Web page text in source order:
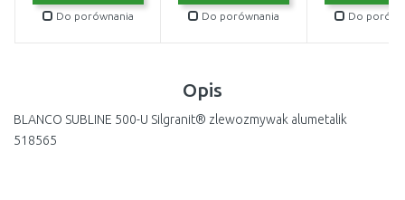
Do porównania Do porównania Do
Opis
BLANCO SUBLINE 500-U Silgranit® zlewozmywak alumetalik
518565